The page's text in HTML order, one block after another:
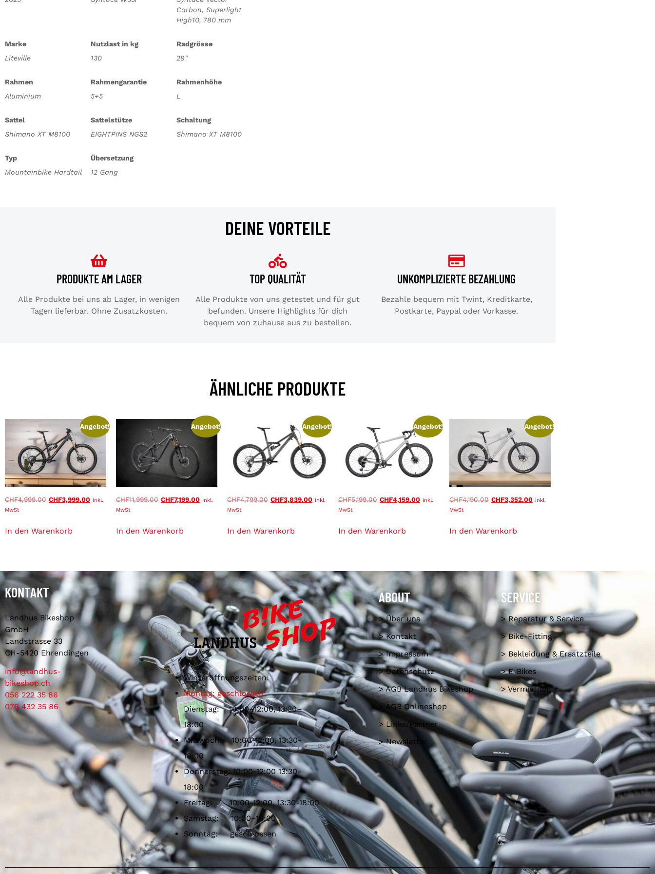
Carbon, Superlight
High10, 780 mm
Marke
Liteville
Nutzlast in kg
130
Radgrösse
29"
Rahmen
Aluminium
Rahmengarantie
5+5
Rahmenhöhe
L
Sattel
Shimano XT M8100
Sattelstütze
EIGHTPINS NGS2
Schaltung
Shimano XT M8100
Typ
Mountainbike Hardtail
Übersetzung
12 Gang
DEINE VORTEILE
PRODUKTE AM LAGER
Alle Produkte bei uns ab Lager, in wenigen
Tagen lieferbar. Ohne Zusatzkosten.
TOP QUALITÄT
Alle Produkte von uns getestet und für gut
befunden. Unsere Highlights für dich
bequem von zuhause aus zu bestellen.
UNKOMPLIZIERTE BEZAHLUNG
Bezahle bequem mit Twint, Kreditkarte,
Postkarte, Paypal oder Vorkasse.
ÄHNLICHE PRODUKTE
Angebot!
CHF4,999.00 CHF3,999.00 inkl.
MwSt
In den Warenkorb
Angebot!
CHF11,999.00 CHF7,199.00 inkl.
MwSt
In den Warenkorb
Angebot!
CHF4,799.00 CHF3,839.00 inkl.
MwSt
In den Warenkorb
Angebot!
CHF5,199.00 CHF4,159.00 inkl.
MwSt
In den Warenkorb
Angebot!
CHF4,190.00 CHF3,352.00 inkl.
MwSt
In den Warenkorb
KONTAKT
Landhus Bikeshop
GmbH
Landstrasse 33
CH-5420 Ehrendingen
info@landhus-
bikeshop.ch
056 222 35 86
076 432 35 86
Winteröffnungszeiten:
Montag: geschlossen
Dienstag: 10:00–12:00, 13:30–
18:00
Mittwoch: 10:00-12:00, 13:30-
18:00
Donnerstag: 10:00-12:00 13:30-
18:00
Freitag: 10:00-12:00, 13:30-18:00
Samstag: 10:00–16:00
Sonntag: geschlossen
ABOUT
> Über uns
> Kontakt
> Impressum
> Datenschutz
> AGB Landhus Bikeshop
> AGB Onlineshop
> Links/Partner
> Newsletter
SERVICE
> Reparatur & Service
> Bike-Fitting
> Bekleidung & Ersatzteile
> E-Bikes
> Vermietung